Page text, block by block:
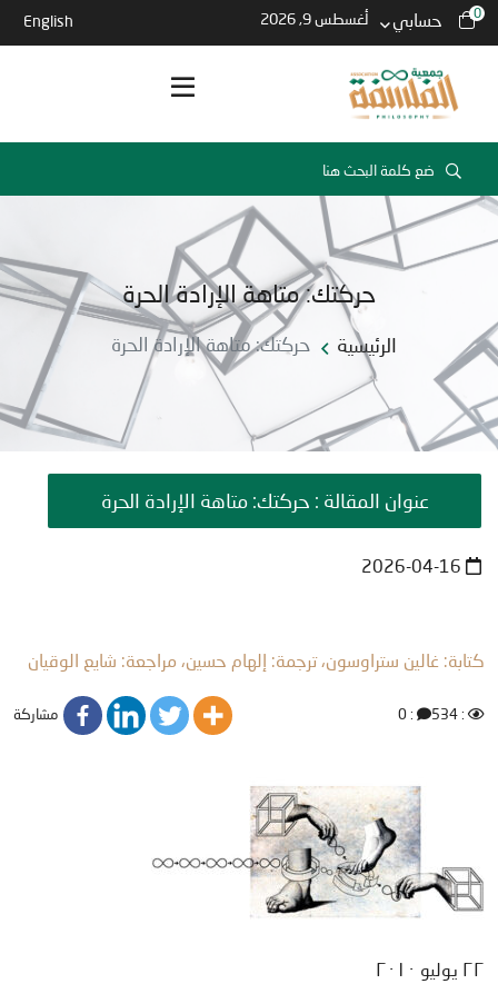
0 حسابي أغسطس 9, 2026 English
حركتك: متاهة الإرادة الحرة
الرئيسية حركتك: متاهة الإرادة الحرة
عنوان المقالة : حركتك: متاهة الإرادة الحرة
كتابة: غالين ستراوسون، ترجمة: إلهام حسين، مراجعة: شايع الوقيان
: 534
: 0 مشاركة
٢٢ يوليو ٢٠١٠